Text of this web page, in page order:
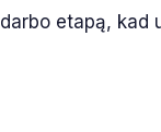
etapą,